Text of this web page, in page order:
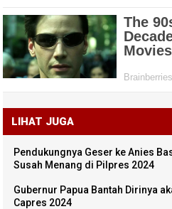
LIHAT JUGA
Pendukungnya Geser ke Anies
Susah Menang di Pilpres 2024
Gubernur Papua Bantah Dirinya
Capres 2024